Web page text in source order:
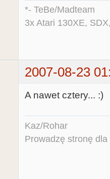
*- TeBe/Madteam
3x Atari 130XE,
2007-08-23
A nawet cztery... :)
Kaz/Rohar
Prowadzę stronę